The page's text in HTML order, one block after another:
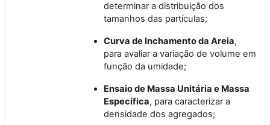
determinar a distribuição dos
tamanhos das partículas;
Curva de Inchamento da Areia,
para avaliar a variação de volume em
função da umidade;
Ensaio de Massa Unitária e Massa
Específica, para caracterizar a
densidade dos agregados;